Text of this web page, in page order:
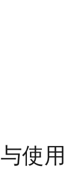
使用